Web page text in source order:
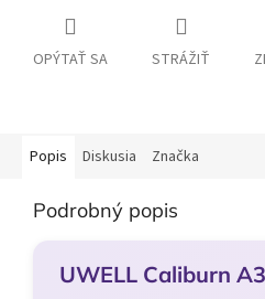
OPÝTAŤ SA STRÁŽIŤ
Popis Diskusia Značka
Podrobný popis
UWELL Caliburn